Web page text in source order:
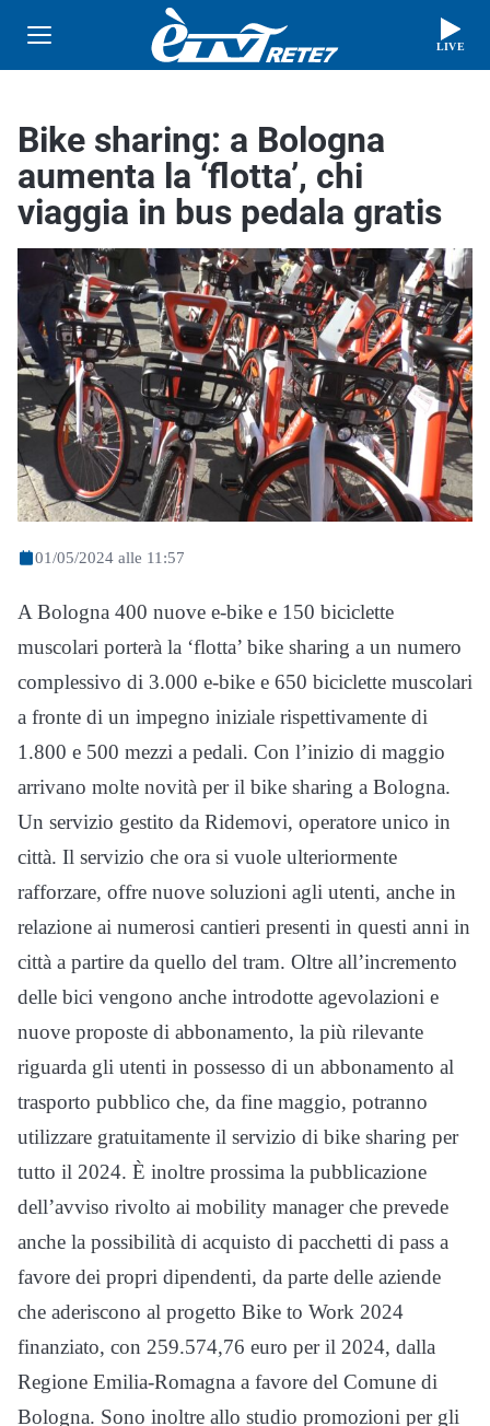
LIVE
Bike sharing: a Bologna
aumenta la ‘flotta’, chi
viaggia in bus pedala gratis
01/05/2024 alle 11:57
A Bologna 400 nuove e-bike e 150 biciclette
muscolari porterà la ‘flotta’ bike sharing a un numero
complessivo di 3.000 e-bike e 650 biciclette muscolari
a fronte di un impegno iniziale rispettivamente di
1.800 e 500 mezzi a pedali. Con l’inizio di maggio
arrivano molte novità per il bike sharing a Bologna.
Un servizio gestito da Ridemovi, operatore unico in
città. Il servizio che ora si vuole ulteriormente
rafforzare, offre nuove soluzioni agli utenti, anche in
relazione ai numerosi cantieri presenti in questi anni in
città a partire da quello del tram. Oltre all’incremento
delle bici vengono anche introdotte agevolazioni e
nuove proposte di abbonamento, la più rilevante
riguarda gli utenti in possesso di un abbonamento al
trasporto pubblico che, da fine maggio, potranno
utilizzare gratuitamente il servizio di bike sharing per
tutto il 2024. È inoltre prossima la pubblicazione
dell’avviso rivolto ai mobility manager che prevede
anche la possibilità di acquisto di pacchetti di pass a
favore dei propri dipendenti, da parte delle aziende
che aderiscono al progetto Bike to Work 2024
finanziato, con 259.574,76 euro per il 2024, dalla
Regione Emilia-Romagna a favore del Comune di
Bologna. Sono inoltre allo studio promozioni per gli